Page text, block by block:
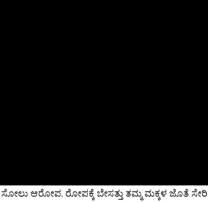
ಆರೋಪ. ರೋಪಕ್ಕೆ ಬೇಸತ್ತು ತಮ್ಮ‌ ಮಕ್ಕಳ‌ ಜೊತೆ ಸೇರಿ